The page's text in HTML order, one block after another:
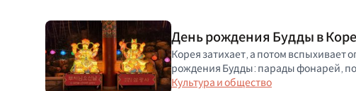
День рождения Будды в
Корея затихает, а потом вспыхивает
рождения Будды: парады фонарей,
Культура и общество